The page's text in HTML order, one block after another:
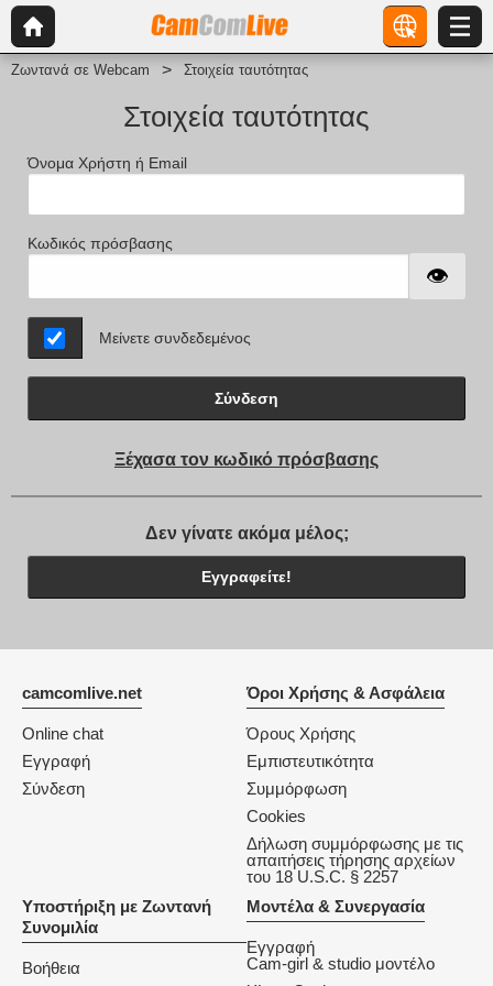
Ζωντανά σε Webcam Στοιχεία ταυτότητας
Στοιχεία ταυτότητας
Όνομα Χρήστη ή Email
Κωδικός πρόσβασης
Μείνετε συνδεδεμένος
Σύνδεση
Ξέχασα τον κωδικό πρόσβασης
Δεν γίνατε ακόμα μέλος;
Εγγραφείτε!
camcomlive.net
Online chat
Εγγραφή
Σύνδεση
Όροι Χρήσης & Ασφάλεια
Όρους Χρήσης
Εμπιστευτικότητα
Συμμόρφωση
Cookies
Δήλωση συμμόρφωσης με τις
απαιτήσεις τήρησης αρχείων
του 18 U.S.C. § 2257
Υποστήριξη με Ζωντανή
Συνομιλία
Βοήθεια
Μοντέλα & Συνεργασία
Εγγραφή
Cam-girl & studio μοντέλο